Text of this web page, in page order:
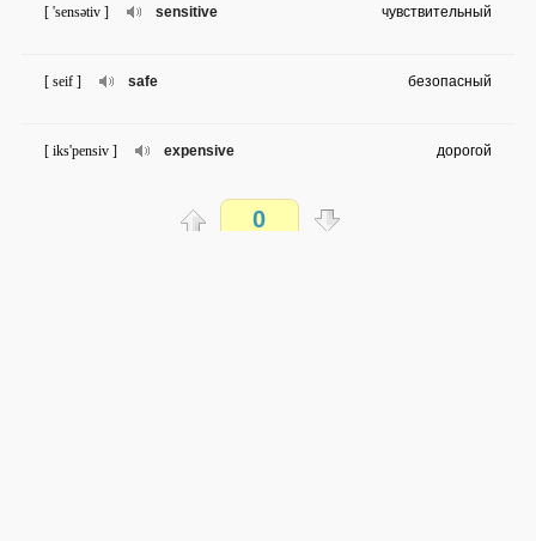
sensitive
[ 'sensətiv ] чувствительный
safe
[ seif ] безопасный
expensive
[ iks'pensiv ] дорогой
0